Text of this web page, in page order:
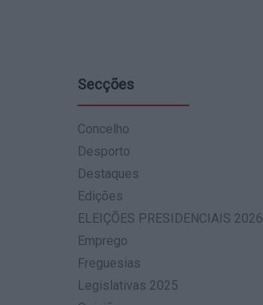
Secções
Concelho
Desporto
Destaques
Edições
ELEIÇÕES PRESIDENCIAIS 2026
Emprego
Freguesias
Legislativas 2025